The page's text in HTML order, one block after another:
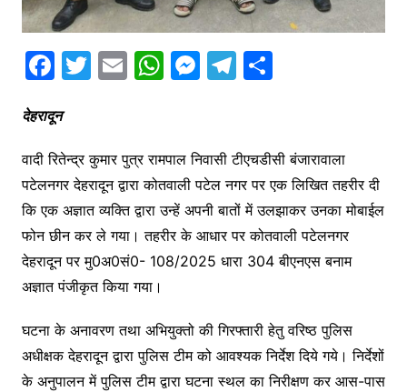
F
c
e
b
o
o
k
T
er
E
l
W
s
A
p
p
M
s
e
n
g
er
T
gr
a
m
S
e
देहरादून
वादी रितेन्द्र कुमार पुत्र रामपाल निवासी टीएचडीसी बंजारावाला
पटेलनगर देहरादून द्वारा कोतवाली पटेल नगर पर एक लिखित तहरीर दी
कि एक अज्ञात व्यक्ति द्वारा उन्हें अपनी बातों में उलझाकर उनका मोबाईल
फोन छीन कर ले गया। तहरीर के आधार पर कोतवाली पटेलनगर
देहरादून पर मु0अ0सं0- 108/2025 धारा 304 बीएनएस बनाम
अज्ञात पंजीकृत किया गया।
घटना के अनावरण तथा अभियुक्तो की गिरफ्तारी हेतु वरिष्ठ पुलिस
अधीक्षक देहरादून द्वारा पुलिस टीम को आवश्यक निर्देश दिये गये। निर्देशों
के अनुपालन में पुलिस टीम द्वारा घटना स्थल का निरीक्षण कर आस-पास